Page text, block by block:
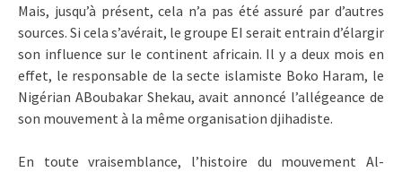
Mais, jusqu’à présent, cela n’a pas été assuré par d’autres
sources. Si cela s’avérait, le groupe EI serait entrain d’élargir
son influence sur le continent africain. Il y a deux mois en
effet, le responsable de la secte islamiste Boko Haram, le
Nigérian ABoubakar Shekau, avait annoncé l’allégeance de
son mouvement à la même organisation djihadiste.
En toute vraisemblance, l’histoire du mouvement Al-